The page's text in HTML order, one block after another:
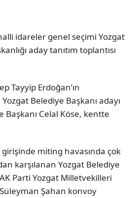
idareler genel seçimi Yozgat
aday tanıtım toplantısı
Tayyip Erdoğan’ın
Belediye Başkanı adayı
Celal Köse, kentte
miting havasında çok
karşılanan Yozgat Belediye
Parti Yozgat Milletvekilleri
Şahan konvoy